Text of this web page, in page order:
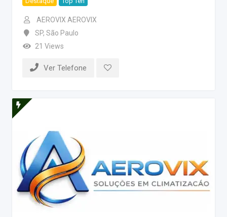
AEROVIX AEROVIX
SP, São Paulo
21 Views
Ver Telefone